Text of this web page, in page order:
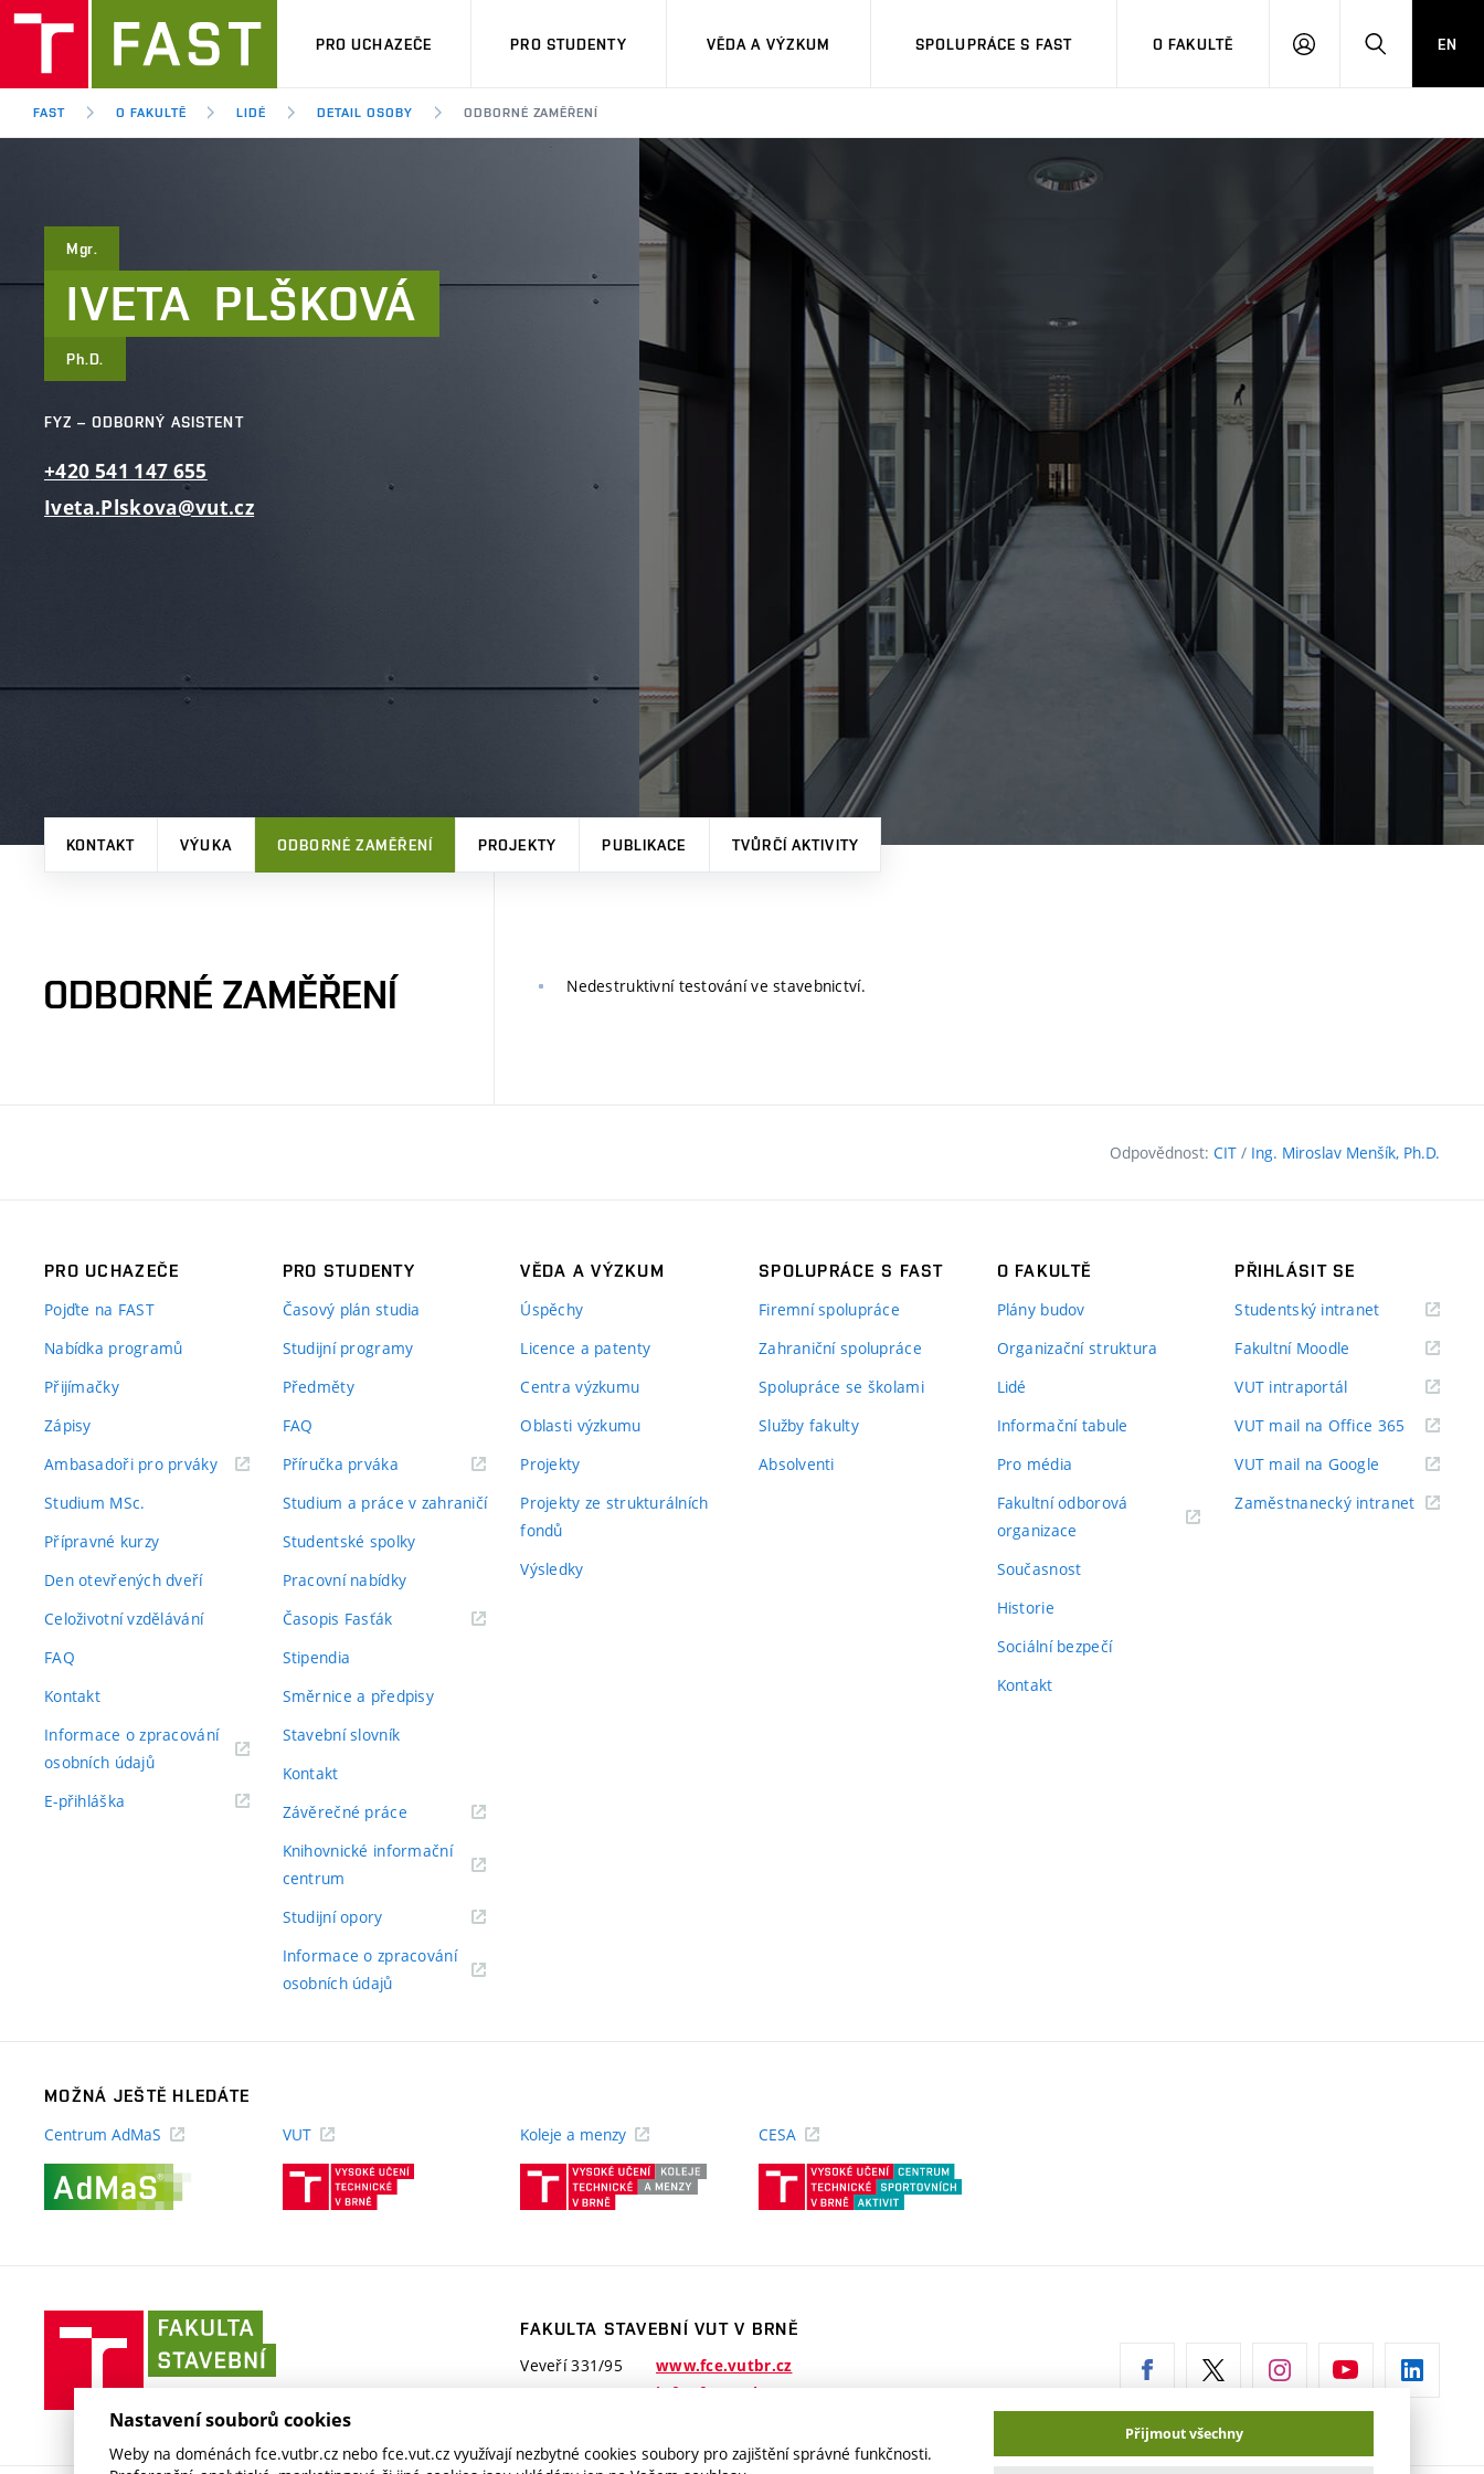
PRO UCHAZEČE PRO STUDENTY VĚDA A VÝZKUM SPOLUPRÁCE S FAST O FAKULTĚ
PŘIHLÁSITHLEDAT
EN
FAST O FAKULTĚ LIDÉ DETAIL OSOBY ODBORNÉ ZAMĚŘENÍ
Mgr.
IVETA PLŠKOVÁ
Ph.D.
FYZ – ODBORNÝ ASISTENT
+420 541 147 655
Iveta.Plskova@vut.cz
KONTAKT VÝUKA ODBORNÉ ZAMĚŘENÍ PROJEKTY PUBLIKACE TVŮRČÍ AKTIVITY
ODBORNÉ ZAMĚŘENÍ Nedestruktivní testování ve stavebnictví.
Odpovědnost: CIT / Ing. Miroslav Menšík, Ph.D.
PRO UCHAZEČE
Pojďte na FAST
Nabídka programů
Přijímačky
Zápisy
Ambasadoři pro prváky(externí
Studium MSc.
Přípravné kurzy
Den otevřených dveří
Celoživotní vzdělávání
FAQ
Kontakt
Informace o zpracování
osobních údajů(externí
E-přihláška
PRO STUDENTY
Časový plán studia
Studijní programy
Předměty
FAQ
Příručka prváka(externí
Studium a práce v zahraničí
Studentské spolky
Pracovní nabídky
Časopis Fasťák(externí
Stipendia
Směrnice a předpisy
Stavební slovník
Kontakt
Závěrečné práce(externí
Knihovnické informační
centrum
Studijní opory(externí
Informace o zpracování
osobních údajů(externí
VĚDA A VÝZKUM
Úspěchy
Licence a patenty
Centra výzkumu
Oblasti výzkumu
Projekty
Projekty ze strukturálních
fondů
Výsledky
SPOLUPRÁCE S FAST
Firemní spolupráce
Zahraniční spolupráce
Spolupráce se školami
Služby fakulty
Absolventi
O FAKULTĚ
Plány budov
Organizační struktura
Lidé
Informační tabule
Pro média
Fakultní odborová
organizace
Současnost
Historie
Sociální bezpečí
Kontakt
PŘIHLÁSIT SE
Studentský intranet(externí
Fakultní Moodle
VUT intraportál(externí
VUT mail na Office 365 (externí
odkaz)
VUT mail na Google (externí
Zaměstnanecký intranet(externí
MOŽNÁ JEŠTĚ HLEDÁTE
Centrum AdMaS
VUT
(externí
Koleje a menzy
(externí
CESA
stavební
VUT
Brně
FAKULTA STAVEBNÍ VUT V BRNĚ
Veveří 331/95
www.fce.vutbr.cz
info@fce.vutbr.cz
Nastavení souborů cookies
Weby na doménách fce.vutbr.cz nebo fce.vut.cz využívají nezbytné cookies soubory pro zajištění správné funkčnosti.
Přijmout všechny